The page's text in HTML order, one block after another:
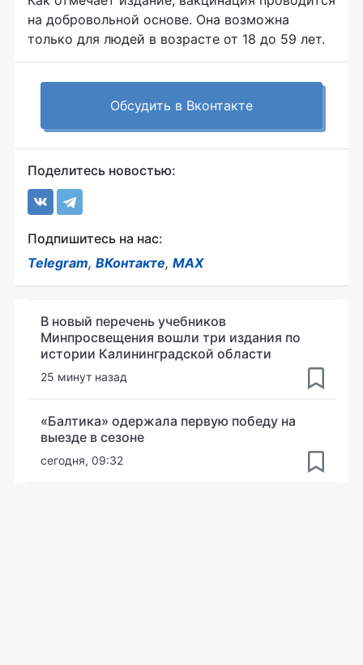
на добровольной основе. Она возможна
только для людей в возрасте от 18 до 59 лет.
Обсудить в Вконтакте
Поделитесь новостью:
Подпишитесь на нас:
Telegram, ВКонтакте, MAX
В новый перечень учебников
Минпросвещения вошли три издания по
истории Калининградской области
25 минут назад
«Балтика» одержала первую победу на
выезде в сезоне
сегодня, 09:32